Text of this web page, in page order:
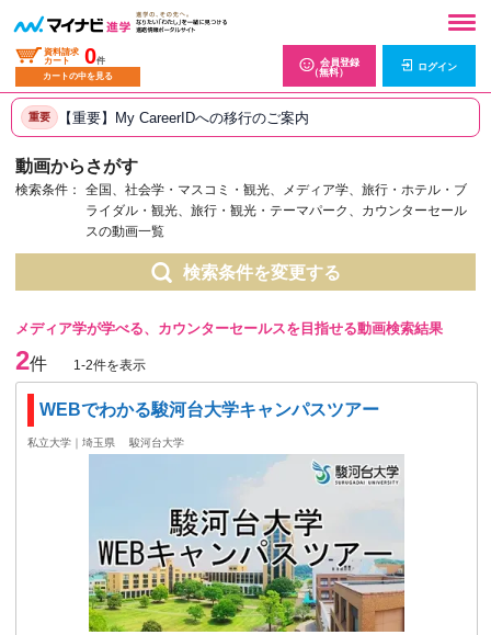
資料請求
カート
0件
カートの中を見る
会員登録
（無料）
ログイン
重要 【重要】My CareerIDへの移行のご案内
動画からさがす
検索条件：
全国、社会学・マスコミ・観光、メディア学、旅行・ホテル・ブ
ライダル・観光、旅行・観光・テーマパーク、カウンターセール
スの動画一覧
検索条件を変更する
メディア学が学べる、カウンターセールスを目指せる動画検索結果
2件 1-2件を表示
WEBでわかる駿河台大学キャンパスツアー
私立大学｜埼玉県 駿河台大学